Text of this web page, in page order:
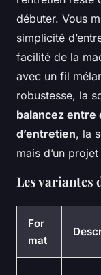
débuter. Vous
simplicité
facilité de la
avec un fil
robustesse, la
balancez
d’entretien, la
mais d’un
Les variantes
For
mat